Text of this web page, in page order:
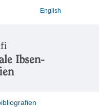
English
Ibsen-